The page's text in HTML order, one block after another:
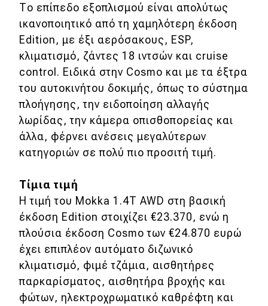
Το επίπεδο εξοπλισμού είναι απολύτως
ικανοποιητικό από τη χαμηλότερη έκδοση
Edition, με έξι αερόσακους, ESP,
κλιματισμό, ζάντες 18 ιντσών και cruise
control. Ειδικά στην Cosmo και με τα έξτρα
του αυτοκινήτου δοκιμής, όπως το σύστημα
πλοήγησης, την ειδοποίηση αλλαγής
λωρίδας, την κάμερα οπισθοπορείας και
άλλα, φέρνει ανέσεις μεγαλύτερων
κατηγοριών σε πολύ πιο προσιτή τιμή.
Τίμια τιμή
Η τιμή του Mokka 1.4T AWD στη βασική
έκδοση Edition στοιχίζει €23.370, ενώ η
πλούσια έκδοση Cosmo των €24.870 ευρώ
έχει επιπλέον αυτόματο διζωνικό
κλιματισμό, φιμέ τζάμια, αισθητήρες
παρκαρίσματος, αισθητήρα βροχής και
φώτων, ηλεκτροχρωματικό καθρέφτη και